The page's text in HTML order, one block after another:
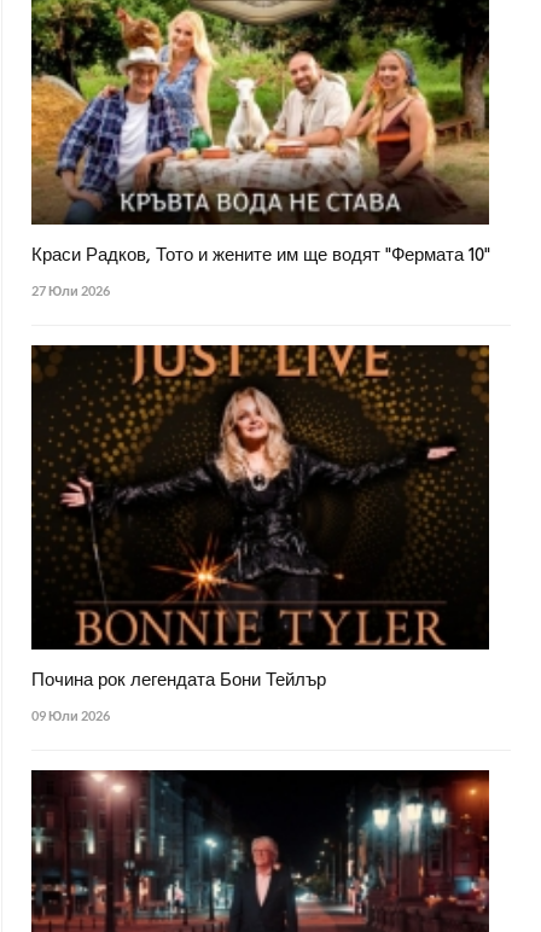
Краси Радков, Тото и жените им ще водят "Фермата 10"
27 Юли 2026
Почина рок легендата Бони Тейлър
09 Юли 2026